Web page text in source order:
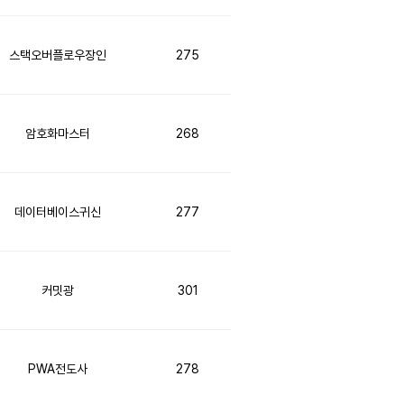
스택오버플로우장인 275
암호화마스터 268
데이터베이스귀신 277
커밋광 301
PWA전도사 278